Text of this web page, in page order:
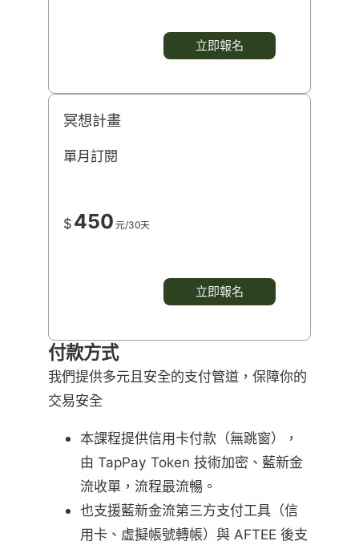
立即報名
冥想計畫
單月訂閱
$ 450 元/30天
立即報名
付款方式
我們提供多元且安全的支付管道，保障你的
交易安全
本課程提供信用卡付款（無跳窗），
由 TapPay Token 技術加密、藍新金
流收單，流程最流暢。
也支援藍新金流第三方支付工具（信
用卡、虛擬帳號轉帳）與 AFTEE 後支